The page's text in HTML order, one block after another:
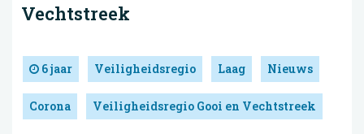
Vechtstreek
6 jaar Veiligheidsregio Laag Nieuws
Corona Veiligheidsregio Gooi en Vechtstreek